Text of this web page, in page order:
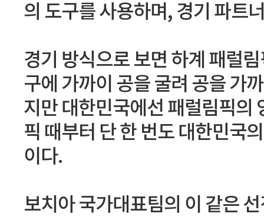
의 도구를 사용하며, 경기 파트
경기 방식으로 보면 하계 패럴
구에 가까이 공을 굴려 공을 가
지만 대한민국에선 패럴림픽의
픽 때부터 단 한 번도 대한민국
이다.
보치아 국가대표팀의 이 같은